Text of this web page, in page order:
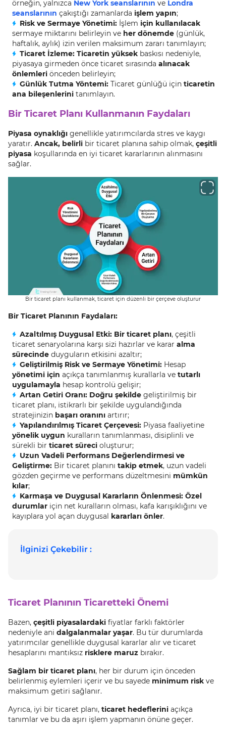
örneğin, yalnızca New York seanslarının ve Londra
seanslarının çakıştığı zamanlarda işlem yapın;
Risk ve Sermaye Yönetimi: İşlem için kullanılacak
sermaye miktarını belirleyin ve her dönemde (günlük,
haftalık, aylık) izin verilen maksimum zararı tanımlayın;
Ticaret İzleme: Ticaretin yüksek baskısı nedeniyle,
piyasaya girmeden önce ticaret sırasında alınacak
önlemleri önceden belirleyin;
Günlük Tutma Yöntemi: Ticaret günlüğü için ticaretin
ana bileşenlerini tanımlayın.
Bir Ticaret Planı Kullanmanın Faydaları
Piyasa oynaklığı genellikle yatırımcılarda stres ve kaygı
yaratır. Ancak, belirli bir ticaret planına sahip olmak, çeşitli
piyasa koşullarında en iyi ticaret kararlarının alınmasını
sağlar.
Bir ticaret planı kullanmak, ticaret için düzenli bir çerçeve oluşturur
Bir Ticaret Planının Faydaları:
Azaltılmış Duygusal Etki: Bir ticaret planı, çeşitli
ticaret senaryolarına karşı sizi hazırlar ve karar alma
sürecinde duyguların etkisini azaltır;
Geliştirilmiş Risk ve Sermaye Yönetimi: Hesap
yönetimi için açıkça tanımlanmış kurallarla ve tutarlı
uygulamayla hesap kontrolü gelişir;
Artan Getiri Oranı: Doğru şekilde geliştirilmiş bir
ticaret planı, istikrarlı bir şekilde uygulandığında
stratejinizin başarı oranını artırır;
Yapılandırılmış Ticaret Çerçevesi: Piyasa faaliyetine
yönelik uygun kuralların tanımlanması, disiplinli ve
sürekli bir ticaret süreci oluşturur;
Uzun Vadeli Performans Değerlendirmesi ve
Geliştirme: Bir ticaret planını takip etmek, uzun vadeli
gözden geçirme ve performans düzeltmesini mümkün
kılar;
Karmaşa ve Duygusal Kararların Önlenmesi: Özel
durumlar için net kuralların olması, kafa karışıklığını ve
kayıplara yol açan duygusal kararları önler.
İlginizi Çekebilir :
Ticaret Planının Ticaretteki Önemi
Bazen, çeşitli piyasalardaki fiyatlar farklı faktörler
nedeniyle ani dalgalanmalar yaşar. Bu tür durumlarda
yatırımcılar genellikle duygusal kararlar alır ve ticaret
hesaplarını mantıksız risklere maruz bırakır.
Sağlam bir ticaret planı, her bir durum için önceden
belirlenmiş eylemleri içerir ve bu sayede minimum risk ve
maksimum getiri sağlanır.
Ayrıca, iyi bir ticaret planı, ticaret hedeflerini açıkça
tanımlar ve bu da aşırı işlem yapmanın önüne geçer.